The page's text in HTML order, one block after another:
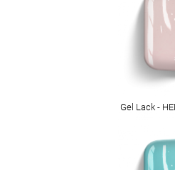
Gel Lack -